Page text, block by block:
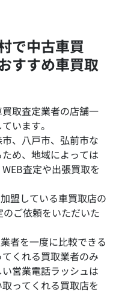
で中古車買
すすめ車買取
取査定業者の店舗一
います。
、八戸市、弘前市な
め、地域によっては
査定や出張買取を
盟している車買取店の
ご依頼をいただいた
者を一度に比較できる
くれる買取業者のみ
営業電話ラッシュは
ってくれる買取店を